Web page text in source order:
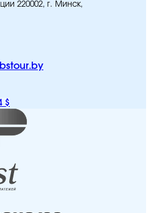
220002, г. Минск,
$